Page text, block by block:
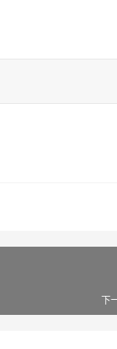
下